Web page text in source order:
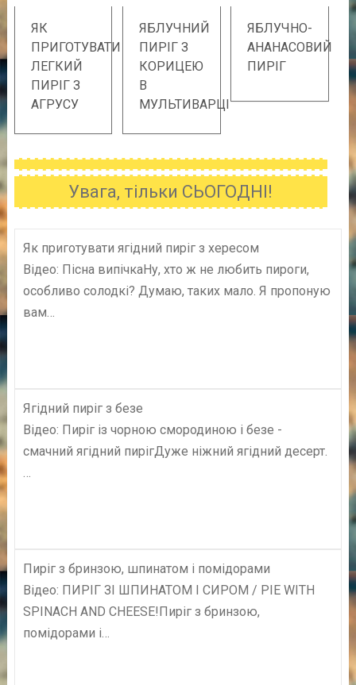
ЯК
ПРИГОТУВАТИ
ЛЕГКИЙ
ПИРІГ З
АГРУСУ
ЯБЛУЧНИЙ
ПИРІГ З
КОРИЦЕЮ
В
МУЛЬТИВАРЦІ
ЯБЛУЧНО-
АНАНАСОВИЙ
ПИРІГ
Увага, тільки СЬОГОДНІ!
Як приготувати ягідний пиріг з хересом
Відео: Пісна випічкаНу, хто ж не любить пироги,
особливо солодкі? Думаю, таких мало. Я пропоную
вам…
Ягідний пиріг з безе
Відео: Пиріг із чорною смородиною і безе -
смачний ягідний пирігДуже ніжний ягідний десерт.
Пиріг з бринзою, шпинатом і помідорами
Відео: ПИРІГ ЗІ ШПИНАТОМ І СИРОМ / PIE WITH
SPINACH AND CHEESE!Пиріг з бринзою,
помідорами і…